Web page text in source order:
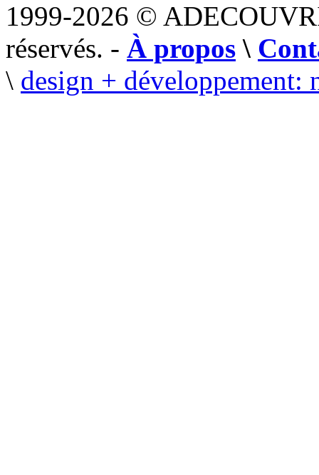
1999-2026 ©
réservés. - À propos \
\ design + développement: